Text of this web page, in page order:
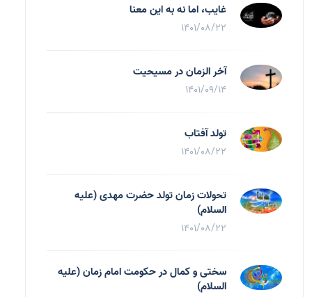
غایب، اما نه به اين معنا
1401/08/22
آخر الزمان در مسیحیت
1401/09/14
تولد آفتاب
1401/08/22
تحولات زمان تولد حضرت مهدی (علیه
السلام)
1401/08/22
سختی و کمال در حکومت امام زمان (علیه
السلام)